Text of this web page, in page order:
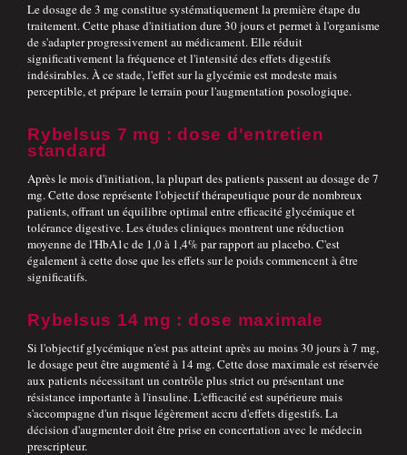
Le dosage de 3 mg constitue systématiquement la première étape du
traitement. Cette phase d'initiation dure 30 jours et permet à l'organisme
de s'adapter progressivement au médicament. Elle réduit
significativement la fréquence et l'intensité des effets digestifs
indésirables. À ce stade, l'effet sur la glycémie est modeste mais
perceptible, et prépare le terrain pour l'augmentation posologique.
Rybelsus 7 mg : dose d'entretien
standard
Après le mois d'initiation, la plupart des patients passent au dosage de 7
mg. Cette dose représente l'objectif thérapeutique pour de nombreux
patients, offrant un équilibre optimal entre efficacité glycémique et
tolérance digestive. Les études cliniques montrent une réduction
moyenne de l'HbA1c de 1,0 à 1,4% par rapport au placebo. C'est
également à cette dose que les effets sur le poids commencent à être
significatifs.
Rybelsus 14 mg : dose maximale
Si l'objectif glycémique n'est pas atteint après au moins 30 jours à 7 mg,
le dosage peut être augmenté à 14 mg. Cette dose maximale est réservée
aux patients nécessitant un contrôle plus strict ou présentant une
résistance importante à l'insuline. L'efficacité est supérieure mais
s'accompagne d'un risque légèrement accru d'effets digestifs. La
décision d'augmenter doit être prise en concertation avec le médecin
prescripteur.